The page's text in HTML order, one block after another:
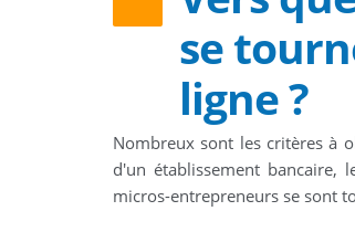
se
ligne ?
Nombreux sont les critères à
d'un établissement bancaire,
micros-entrepreneurs se sont